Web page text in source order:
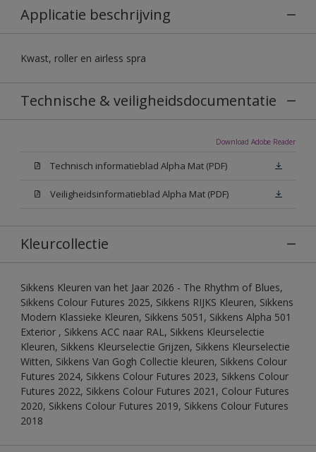
Applicatie beschrijving
Kwast, roller en airless spra
Technische & veiligheidsdocumentatie
Download Adobe Reader
Technisch informatieblad Alpha Mat (PDF)
Veiligheidsinformatieblad Alpha Mat (PDF)
Kleurcollectie
Sikkens Kleuren van het Jaar 2026 - The Rhythm of Blues,
Sikkens Colour Futures 2025, Sikkens RIJKS Kleuren, Sikkens
Modern Klassieke Kleuren, Sikkens 5051, Sikkens Alpha 501
Exterior , Sikkens ACC naar RAL, Sikkens Kleurselectie
Kleuren, Sikkens Kleurselectie Grijzen, Sikkens Kleurselectie
Witten, Sikkens Van Gogh Collectie kleuren, Sikkens Colour
Futures 2024, Sikkens Colour Futures 2023, Sikkens Colour
Futures 2022, Sikkens Colour Futures 2021, Colour Futures
2020, Sikkens Colour Futures 2019, Sikkens Colour Futures
2018